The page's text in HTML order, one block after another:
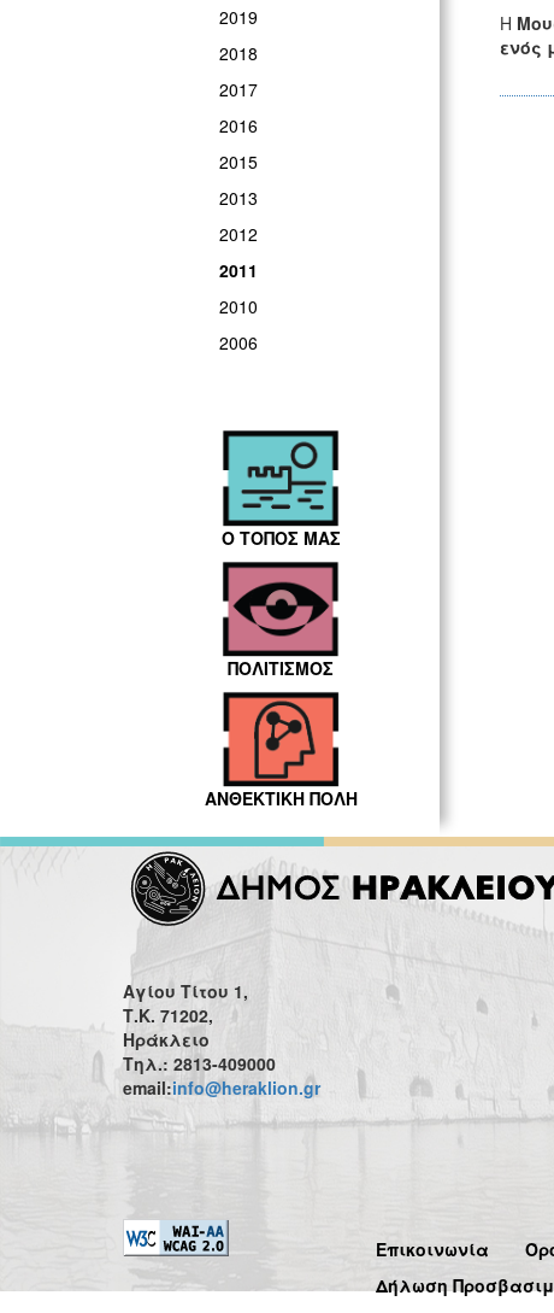
2019
2018
2017
2016
2015
2013
2012
2011
2010
2006
Ο ΤΟΠΟΣ ΜΑΣ
ΠΟΛΙΤΙΣΜΟΣ
ΑΝΘΕΚΤΙΚΗ ΠΟΛΗ
Η
ενός
Αγίου Τίτου 1,
Τ.Κ. 71202,
Ηράκλειο
Τηλ.: 2813-409000
email:info@heraklion.gr
Επικοινωνία
Δήλωση